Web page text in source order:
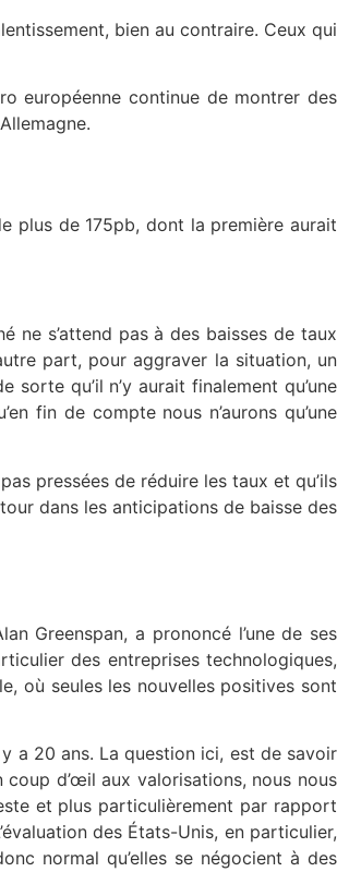
bien au contraire. Ceux qui
européenne continue de montrer des
plus de 175pb, dont la première aurait
ne s’attend pas à des baisses de taux
part, pour aggraver la situation, un
qu’il n’y aurait finalement qu’une
fin de compte nous n’aurons qu’une
pressées de réduire les taux et qu’ils
dans les anticipations de baisse des
Greenspan, a prononcé l’une de ses
des entreprises technologiques,
où seules les nouvelles positives sont
a 20 ans. La question ici, est de savoir
coup d’œil aux valorisations, nous nous
et plus particulièrement par rapport
des États-Unis, en particulier,
normal qu’elles se négocient à des